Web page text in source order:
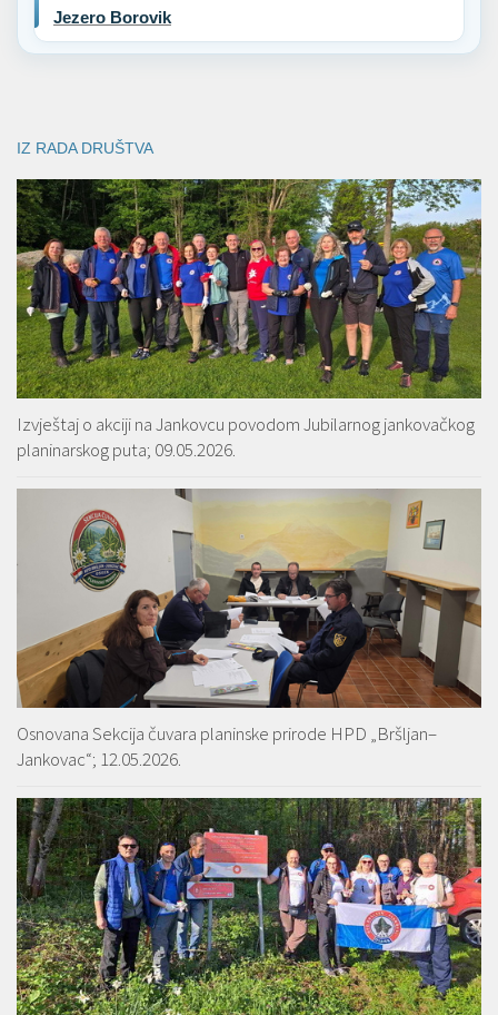
Jezero Borovik
IZ RADA DRUŠTVA
Izvještaj o akciji na Jankovcu povodom Jubilarnog jankovačkog
planinarskog puta; 09.05.2026.
Osnovana Sekcija čuvara planinske prirode HPD „Bršljan–
Jankovac“; 12.05.2026.